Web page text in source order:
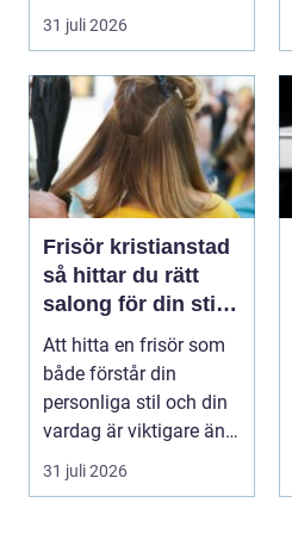
oljor,...
31 juli 2026
Frisör kristianstad
så hittar du rätt
salong för din stil
och vardag
Att hitta en frisör som
både förstår din
personliga stil och din
vardag är viktigare än
många tror. ...
31 juli 2026